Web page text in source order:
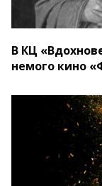
В КЦ
немого кино